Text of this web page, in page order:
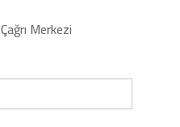
Çağrı Merkezi